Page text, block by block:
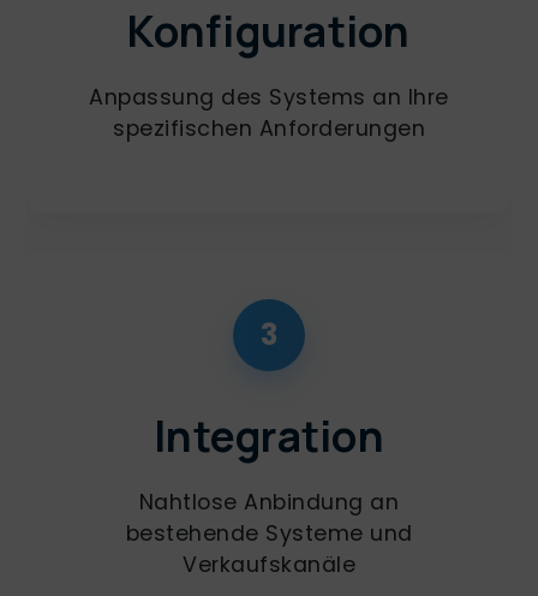
Konfiguration
Anpassung des Systems an Ihre
spezifischen Anforderungen
3
Integration
Nahtlose Anbindung an
bestehende Systeme und
Verkaufskanäle